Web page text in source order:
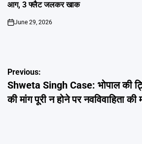
आग, 3 फ्लैट जलकर खाक
on
June 29, 2026
Post
navigation
Previous:
Shweta Singh Case: भोपाल की
की मांग पूरी न होने पर नवविवाहिता की